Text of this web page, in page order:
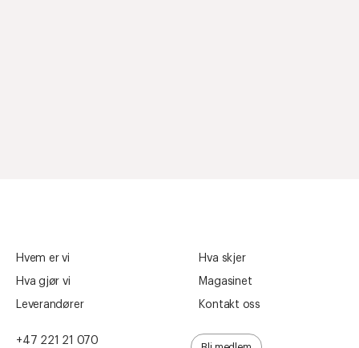
Hvem er vi
Hva gjør vi
Leverandører
Hva skjer
Magasinet
Kontakt oss
+47 221 21 070